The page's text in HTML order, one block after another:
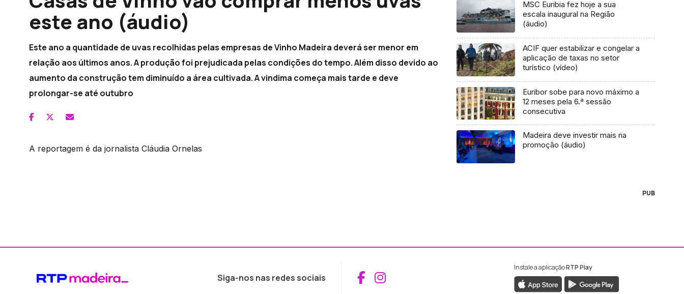
este ano (áudio)
Este ano a quantidade de uvas recolhidas pelas empresas de Vinho Madeira deverá ser menor em
relação aos últimos anos. A produção foi prejudicada pelas condições do tempo. Além disso devido ao
aumento da construção tem diminuído a área cultivada. A vindima começa mais tarde e deve
prolongar-se até outubro
A reportagem é da jornalista Cláudia Ornelas
MSC Euribia fez hoje a sua
escala inaugural na Região
(áudio)
ACIF quer estabilizar e congelar a
aplicação de taxas no setor
turístico (vídeo)
Euribor sobe para novo máximo a
12 meses pela 6.ª sessão
consecutiva
Madeira deve investir mais na
promoção (áudio)
PUB
Siga-nos nas redes sociais Aceder ao Facebook da RTP Madeira
Aceder ao Instagram da RTP Madeira
Instale a aplicaçãoRTP Play